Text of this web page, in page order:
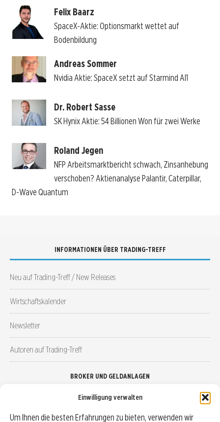
Einwilligung verwalten
Um Ihnen die besten Erfahrungen zu bieten, verwenden wir
Felix Baarz
SpaceX-Aktie: Optionsmarkt wettet auf
Bodenbildung
Andreas Sommer
Nvidia Aktie: SpaceX setzt auf Starmind AI1
Dr. Robert Sasse
SK Hynix Aktie: 54 Billionen Won für zwei Werke
Roland Jegen
NFP Arbeitsmarktbericht schwach, Zinsanhebung
verschoben? Aktienanalyse Palantir, Caterpillar,
D-Wave Quantum
INFORMATIONEN ÜBER TRADING-TREFF
Neu auf Trading-Treff / New Releases
Wirtschaftskalender
Newsletter
Autoren auf Trading-Treff
BROKER UND GELDANLAGEN